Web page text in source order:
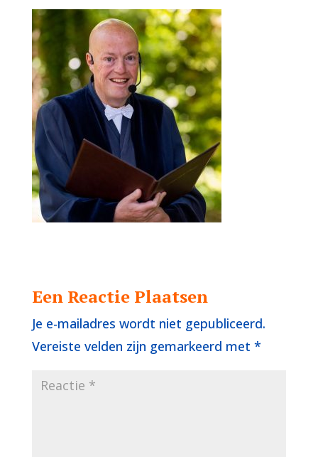
Een Reactie Plaatsen
Je e-mailadres wordt niet gepubliceerd.
Vereiste velden zijn gemarkeerd met *